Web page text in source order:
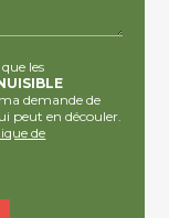
les
demande de
peut en découler.
de